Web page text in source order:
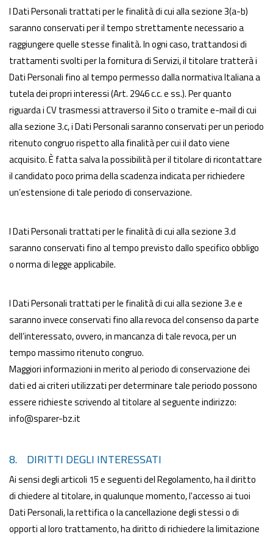
I Dati Personali trattati per le finalità di cui alla sezione 3(a-b)
saranno conservati per il tempo strettamente necessario a
raggiungere quelle stesse finalità. In ogni caso, trattandosi di
trattamenti svolti per la fornitura di Servizi, il titolare tratterà i
Dati Personali fino al tempo permesso dalla normativa Italiana a
tutela dei propri interessi (Art. 2946 c.c. e ss.). Per quanto
riguarda i CV trasmessi attraverso il Sito o tramite e-mail di cui
alla sezione 3.c, i Dati Personali saranno conservati per un periodo
ritenuto congruo rispetto alla finalità per cui il dato viene
acquisito. È fatta salva la possibilità per il titolare di ricontattare
il candidato poco prima della scadenza indicata per richiedere
un’estensione di tale periodo di conservazione.
I Dati Personali trattati per le finalità di cui alla sezione 3.d
saranno conservati fino al tempo previsto dallo specifico obbligo
o norma di legge applicabile.
I Dati Personali trattati per le finalità di cui alla sezione 3.e e
saranno invece conservati fino alla revoca del consenso da parte
dell’interessato, ovvero, in mancanza di tale revoca, per un
tempo massimo ritenuto congruo.
Maggiori informazioni in merito al periodo di conservazione dei
dati ed ai criteri utilizzati per determinare tale periodo possono
essere richieste scrivendo al titolare al seguente indirizzo:
info@sparer-bz.it
8. DIRITTI DEGLI INTERESSATI
Ai sensi degli articoli 15 e seguenti del Regolamento, ha il diritto
di chiedere al titolare, in qualunque momento, l'accesso ai tuoi
Dati Personali, la rettifica o la cancellazione degli stessi o di
opporti al loro trattamento, ha diritto di richiedere la limitazione